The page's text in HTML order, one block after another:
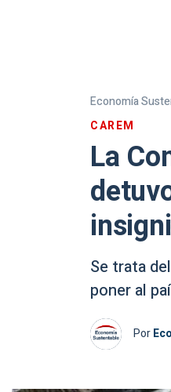
Economía
CAREM
La
Se trata
poner al
Por